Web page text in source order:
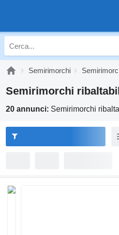
Semirimorchi
Semirimorchi
20 annunci: Semirimorchi